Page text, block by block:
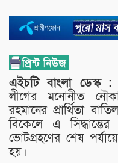
এইচটি বাংলা ডেস্ক :
লীগের মনোনীত নৌকা
রহমানের প্রার্থিতা
বিকেলে এ
ভোটগ্রহণের শেষ
হয়।